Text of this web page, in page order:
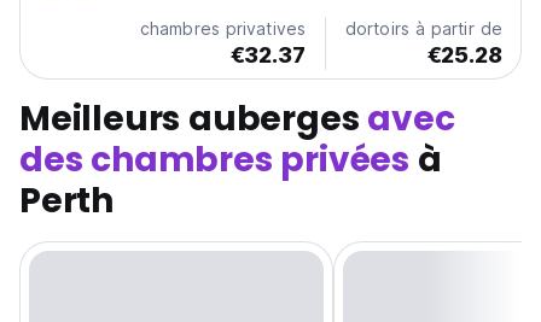
we offer everything you need to relax, recharge, and
chambres privatives
€32.37
dortoirs à partir de
€25.28
Meilleurs auberges avec
des chambres privées à
Perth